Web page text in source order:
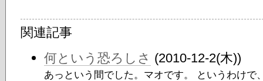
関連記事
何という恐ろしさ (2010-12-2(木))
あっという間でした。マオです。 というわけで